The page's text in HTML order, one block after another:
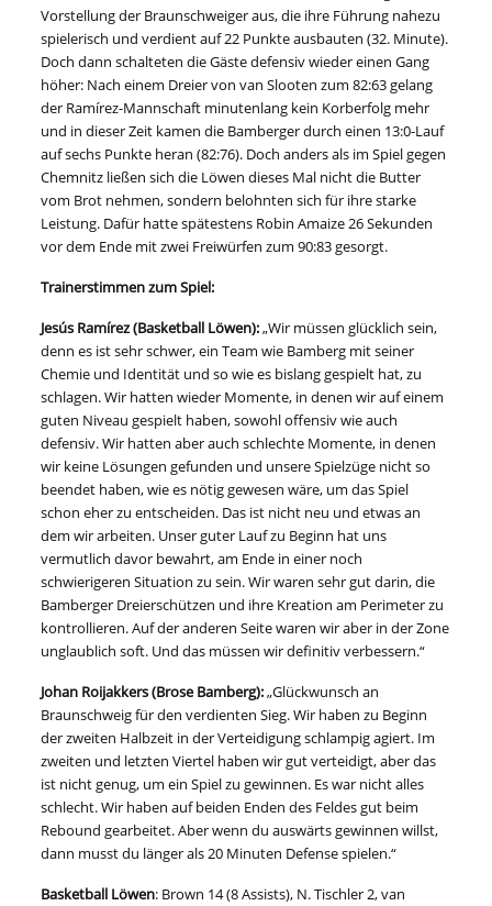
Vorstellung der Braunschweiger aus, die ihre Führung nahezu
spielerisch und verdient auf 22 Punkte ausbauten (32. Minute).
Doch dann schalteten die Gäste defensiv wieder einen Gang
höher: Nach einem Dreier von van Slooten zum 82:63 gelang
der Ramírez-Mannschaft minutenlang kein Korberfolg mehr
und in dieser Zeit kamen die Bamberger durch einen 13:0-Lauf
auf sechs Punkte heran (82:76). Doch anders als im Spiel gegen
Chemnitz ließen sich die Löwen dieses Mal nicht die Butter
vom Brot nehmen, sondern belohnten sich für ihre starke
Leistung. Dafür hatte spätestens Robin Amaize 26 Sekunden
vor dem Ende mit zwei Freiwürfen zum 90:83 gesorgt.
Trainerstimmen zum Spiel:
Jesús Ramírez (Basketball Löwen):„Wir müssen glücklich sein,
denn es ist sehr schwer, ein Team wie Bamberg mit seiner
Chemie und Identität und so wie es bislang gespielt hat, zu
schlagen. Wir hatten wieder Momente, in denen wir auf einem
guten Niveau gespielt haben, sowohl offensiv wie auch
defensiv. Wir hatten aber auch schlechte Momente, in denen
wir keine Lösungen gefunden und unsere Spielzüge nicht so
beendet haben, wie es nötig gewesen wäre, um das Spiel
schon eher zu entscheiden. Das ist nicht neu und etwas an
dem wir arbeiten. Unser guter Lauf zu Beginn hat uns
vermutlich davor bewahrt, am Ende in einer noch
schwierigeren Situation zu sein. Wir waren sehr gut darin, die
Bamberger Dreierschützen und ihre Kreation am Perimeter zu
kontrollieren. Auf der anderen Seite waren wir aber in der Zone
unglaublich soft. Und das müssen wir definitiv verbessern.“
Johan Roijakkers (Brose Bamberg):„Glückwunsch an
Braunschweig für den verdienten Sieg. Wir haben zu Beginn
der zweiten Halbzeit in der Verteidigung schlampig agiert. Im
zweiten und letzten Viertel haben wir gut verteidigt, aber das
ist nicht genug, um ein Spiel zu gewinnen. Es war nicht alles
schlecht. Wir haben auf beiden Enden des Feldes gut beim
Rebound gearbeitet. Aber wenn du auswärts gewinnen willst,
dann musst du länger als 20 Minuten Defense spielen.“
Basketball Löwen: Brown 14 (8 Assists), N. Tischler 2, van